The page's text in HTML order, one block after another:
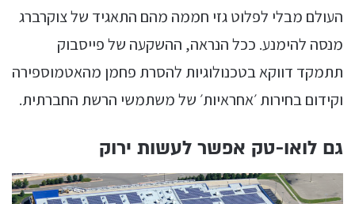
העולם מבלי לפלוט גזי חממה מהם התאגיד של צוקרברג
מנסה להימנע. ככל הנראה, ההשקעה של פייסבוק
תתמקד דווקא בטכנולוגיות להסרת פחמן מהאטמוספירה
וקידום בחירות ׳אחראיות׳ של משתמשי הרשת החברתית.
גם לואו-טק אפשר לעשות ירוק